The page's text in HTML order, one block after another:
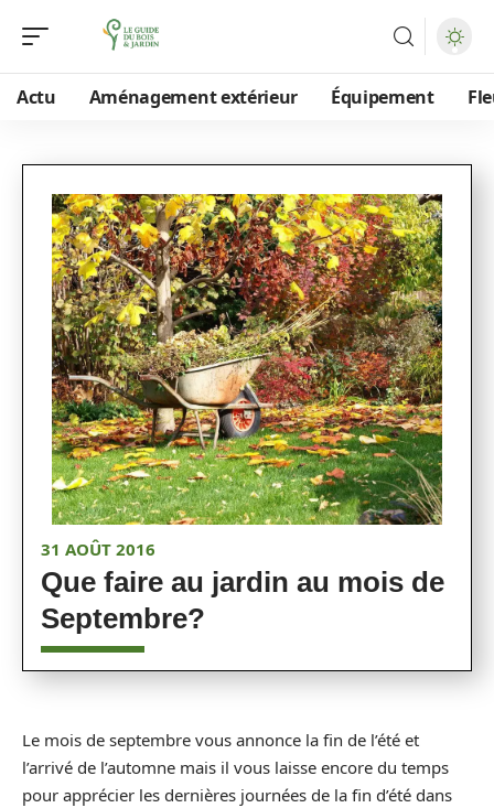
Actu Aménagement extérieur Équipement
31 AOÛT 2016
Que faire au jardin au mois de
Septembre?
Le mois de septembre vous annonce la fin de l’été et
l’arrivé de l’automne mais il vous laisse encore du temps
pour apprécier les dernières journées de la fin d’été dans